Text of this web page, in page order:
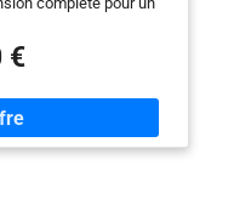
anti-dégagement
de chute du chien. ✩
et auvent réglable à
gobelets pratiques
du chiot libèrent votre
€